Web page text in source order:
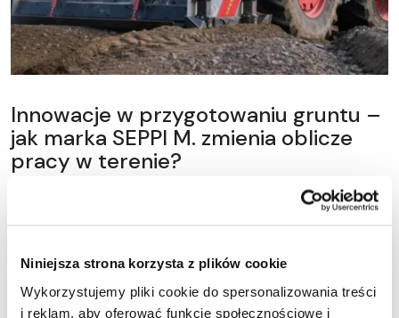
Niniejsza strona korzysta z plików cookie
Wykorzystujemy pliki cookie do spersonalizowania treści
i reklam, aby oferować funkcje społecznościowe i
Innowacje w przygotowaniu gruntu –
jak marka SEPPI M. zmienia oblicze
pracy w terenie?
Współczesne rolnictwo i leśnictwo wymagają technologii, która
uprawy i inwestycje.